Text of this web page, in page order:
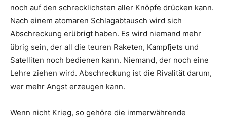
noch auf den schrecklichsten aller Knöpfe drücken kann.
Nach einem atomaren Schlagabtausch wird sich
Abschreckung erübrigt haben. Es wird niemand mehr
übrig sein, der all die teuren Raketen, Kampfjets und
Satelliten noch bedienen kann. Niemand, der noch eine
Lehre ziehen wird. Abschreckung ist die Rivalität darum,
wer mehr Angst erzeugen kann.
Wenn nicht Krieg, so gehöre die immerwährende